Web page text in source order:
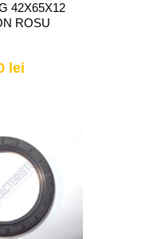
42X65X12
ROSU
lei